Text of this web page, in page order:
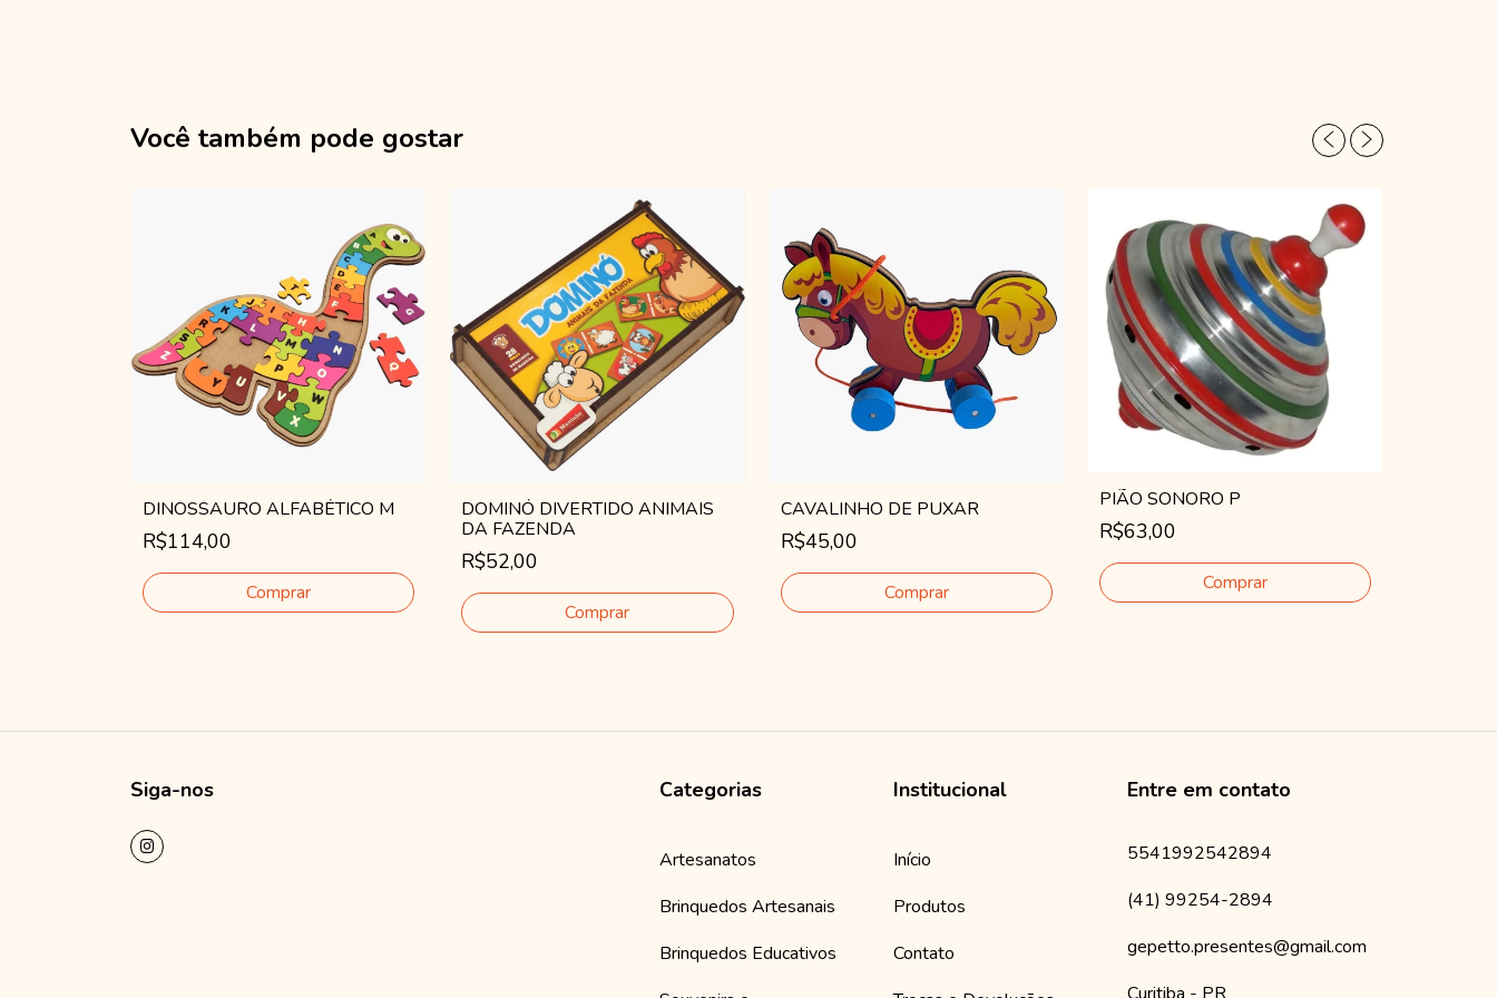
Você também pode gostar
DINOSSAURO ALFABÉTICO M
R$114,00
DOMINÓ DIVERTIDO ANIMAIS
DA FAZENDA
R$52,00
CAVALINHO DE PUXAR
R$45,00
PIÃO SONORO P
R$63,00
Siga-nos Categorias
Artesanatos
Brinquedos Artesanais
Brinquedos Educativos
Institucional
Início
Produtos
Contato
Entre em contato
5541992542894
(41) 99254-2894
gepetto.presentes@gmail.com